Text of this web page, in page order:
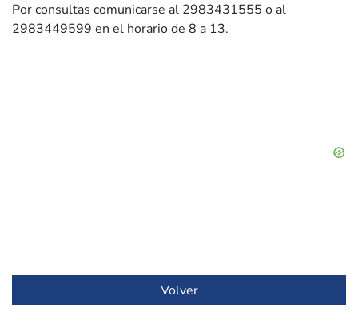
Por consultas comunicarse al 2983431555 o al
2983449599 en el horario de 8 a 13.
Volver